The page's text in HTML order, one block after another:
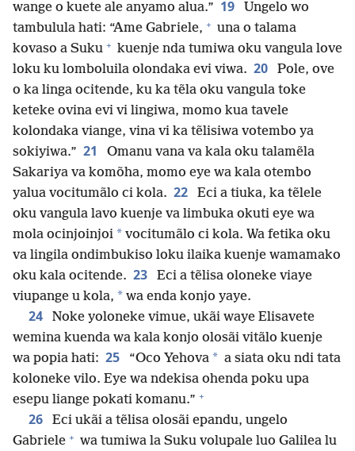
wange o kuete ale anyamo alua.” 19
Ungelo wo
tambulula hati: “Ame Gabriele, + una o talama
kovaso a Suku + kuenje nda tumiwa oku vangula love
loku ku lomboluila olondaka evi viwa. 20
Pole, ove
o ka linga ocitende, ku ka tẽla oku vangula toke
keteke ovina evi vi lingiwa, momo kua tavele
kolondaka viange, vina vi ka tẽlisiwa votembo ya
sokiyiwa.” 21
Omanu vana va kala oku talamẽla
Sakariya va komõha, momo eye wa kala otembo
yalua vocitumãlo ci kola. 22
Eci a tiuka, ka tẽlele
oku vangula lavo kuenje va limbuka okuti eye wa
mola ocinjoinjoi * vocitumãlo ci kola. Wa fetika oku
va lingila ondimbukiso loku ilaika kuenje wamamako
oku kala ocitende. 23
Eci a tẽlisa oloneke viaye
viupange u kola, * wa enda konjo yaye.
24
Noke yoloneke vimue, ukãi waye Elisavete
wemina kuenda wa kala konjo olosãi vitãlo kuenje
wa popia hati: 25 “Oco Yehova * a siata oku ndi tata
koloneke vilo. Eye wa ndekisa ohenda poku upa
esepu liange pokati komanu.” +
26
Eci ukãi a tẽlisa olosãi epandu, ungelo
Gabriele + wa tumiwa la Suku volupale luo Galilea lu